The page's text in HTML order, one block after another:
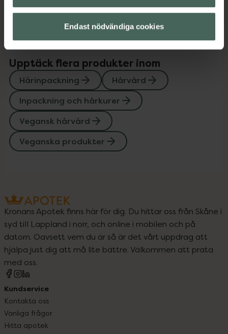
Endast nödvändiga cookies
Instruktioner Visa
Upptäck flera produkter inom
Hårinpackning
Hårvård
Inpackning och hårkurer
Vegansk hårvård
Veganska produkter
Kronans Apotek finns här för dig. Du hittar oss från Skåne i
syd till Lappland i norr, och online i mobilen och på
datorn. Oavsett vem du är så är det vårt uppdrag att
hjälpa just dig att må lite bättre. Välkommen att prata
med oss.
Kundservice
Kontakta oss
Vanliga frågor
Hitta apotek